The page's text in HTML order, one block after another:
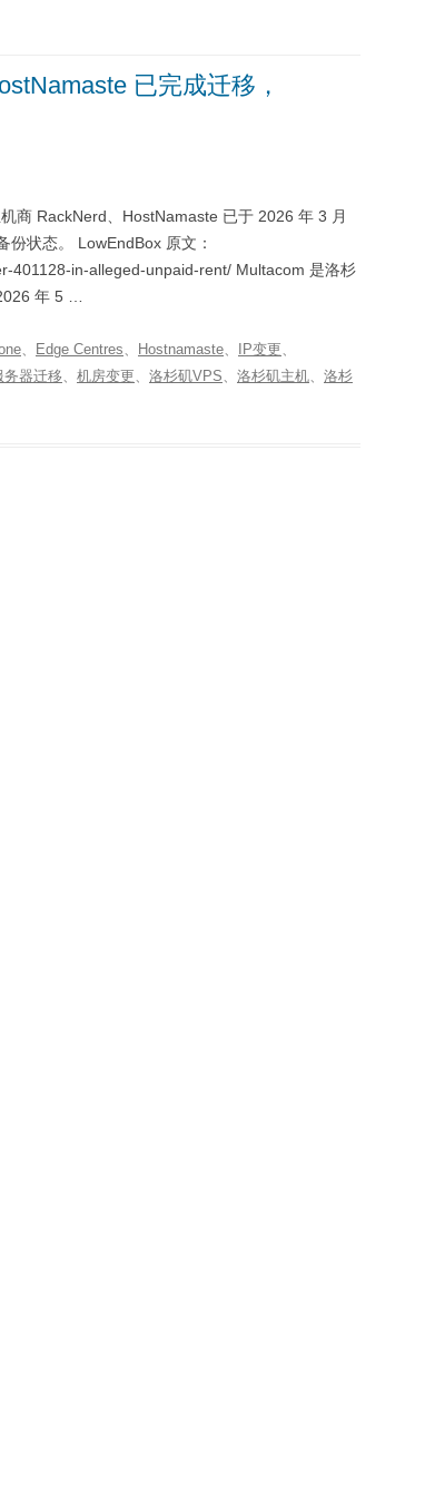
已完成迁移，
商 RackNerd、HostNamaste 已于 2026 年 3 月
状态。 LowEndBox 原文：
401128-in-alleged-unpaid-rent/ Multacom 是洛杉
年 5 …
Edge Centres Hostnamaste IP变更
务器迁移 机房变更 洛杉矶VPS 洛杉矶主机
洛杉